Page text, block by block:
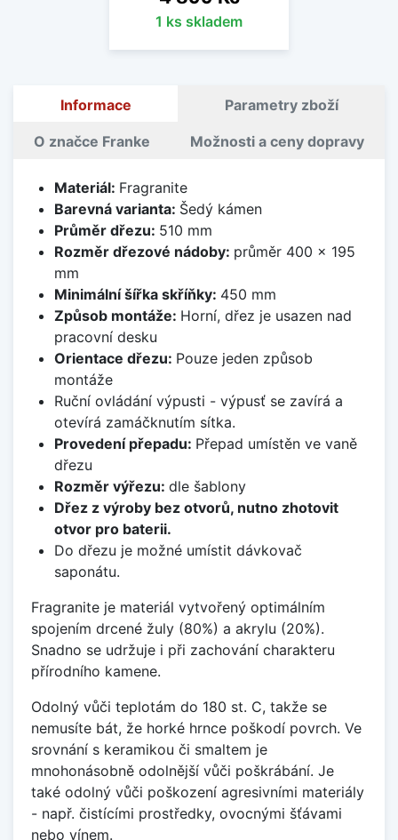
1 ks skladem
Informace Parametry zboží
O značce Franke Možnosti a ceny dopravy
Materiál: Fragranite
Barevná varianta: Šedý kámen
Průměr dřezu: 510 mm
Rozměr dřezové nádoby: průměr 400 x 195
mm
Minimální šířka skříňky: 450 mm
Způsob montáže: Horní, dřez je usazen nad
pracovní desku
Orientace dřezu: Pouze jeden způsob
montáže
Ruční ovládání výpusti - výpusť se zavírá a
otevírá zamáčknutím sítka.
Provedení přepadu: Přepad umístěn ve vaně
dřezu
Rozměr výřezu: dle šablony
Dřez z výroby bez otvorů, nutno zhotovit
otvor pro baterii.
Do dřezu je možné umístit dávkovač
saponátu.
Fragranite je materiál vytvořený optimálním
spojením drcené žuly (80%) a akrylu (20%).
Snadno se udržuje i při zachování charakteru
přírodního kamene.
Odolný vůči teplotám do 180 st. C, takže se
nemusíte bát, že horké hrnce poškodí povrch. Ve
srovnání s keramikou či smaltem je
mnohonásobně odolnější vůči poškrábání. Je
také odolný vůči poškození agresivními materiály
- např. čistícími prostředky, ovocnými šťávami
nebo vínem.